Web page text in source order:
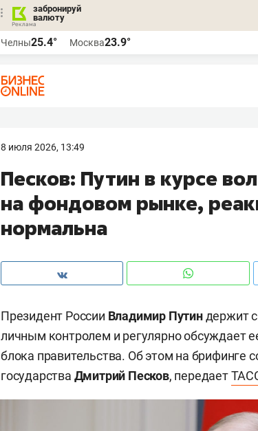
забронируй
валюту
Челны25.4° Москва23.9°
8 июля 2026, 13:49
Песков: Путин в курсе
на фондовом рынке,
нормальна
Президент России Владимир Путиндержит
личным контролем и регулярно обсуждает
блока правительства. Об этом на брифинге
государства Дмитрий Песков, передает